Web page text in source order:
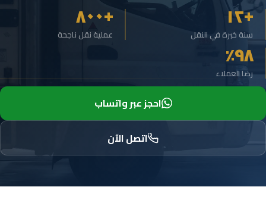
+١٢
سنة خبرة في النقل
+٨٠٠
عملية نقل ناجحة
٩٨٪
رضا العملاء
احجز عبر واتساب
اتصل الآن